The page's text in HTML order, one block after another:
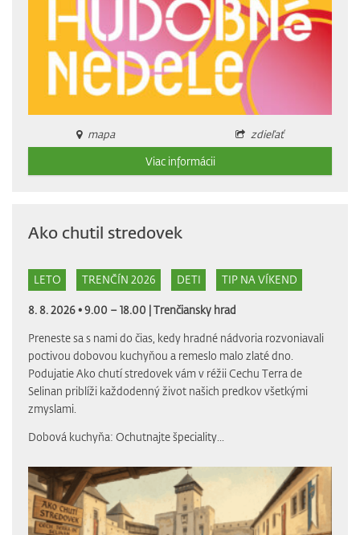
mapa
zdieľať
Viac informácii
Ako chutil stredovek
LETO TRENČÍN 2026 DETI TIP NA VÍKEND
8. 8. 2026 • 9.00 – 18.00 |Trenčiansky hrad
Preneste sa s nami do čias, kedy hradné nádvoria rozvoniavali
poctivou dobovou kuchyňou a remeslo malo zlaté dno.
Podujatie Ako chutí stredovek vám v réžii Cechu Terra de
Selinan priblíži každodenný život našich predkov všetkými
zmyslami.
Dobová kuchyňa: Ochutnajte špeciality...